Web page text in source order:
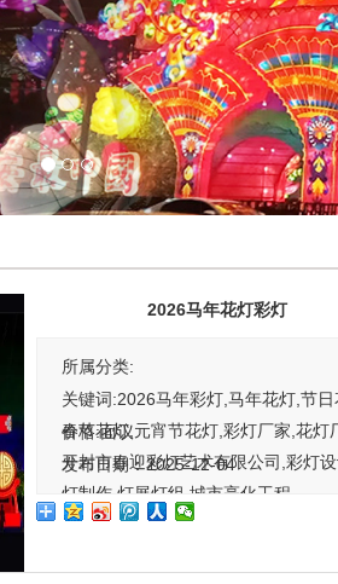
2026马年花灯彩灯
所属分类:
关键词:2026马年彩灯,马年花灯,节日
春节花灯,元宵节花灯,彩灯厂家,花灯
开封市春迎彩灯艺术有限公司,彩灯
灯制作,灯展灯组,城市亮化工程
价格:面议
发布日期：2025-12-04